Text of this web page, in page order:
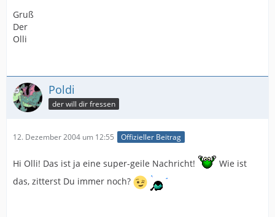
Gruß
Der
Olli
Poldi
der will dir fressen
12. Dezember 2004 um 12:55 Offizieller Beitrag
Hi Olli! Das ist ja eine super-geile Nachricht!
Wie ist
das, zitterst Du immer noch?